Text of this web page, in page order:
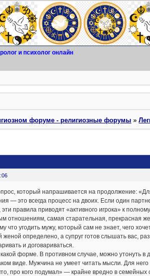
и психолог онлайн
форуме - религиозные форумы »
который напрашивается на продолжение:
— это всегда процесс на двоих. Если один
правила приводят «активного игрока» к
отношениям, самая старательная, прекрасная
что угодить мужу, который сам не знает, чего
определено, а супруг готов слышать вас,
и договариваться.
форме. В противном случае, можно утонуть в
виде. Мужчина не умеет читать мысли. Для
про кого подумал» — крайне вредно в